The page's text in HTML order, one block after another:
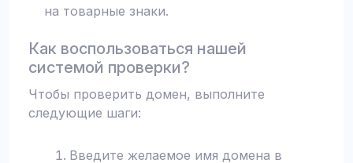
на товарные знаки.
Как воспользоваться нашей
системой проверки?
Чтобы проверить домен, выполните
следующие шаги:
Введите желаемое имя домена в